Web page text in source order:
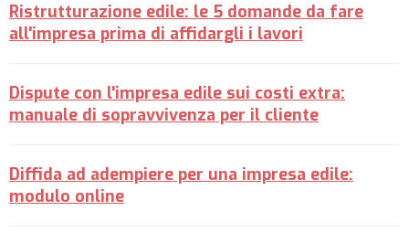
Ristrutturazione edile: le 5 domande da fare
all'impresa prima di affidargli i lavori
Dispute con l'impresa edile sui costi extra:
manuale di sopravvivenza per il cliente
Diffida ad adempiere per una impresa edile:
modulo online